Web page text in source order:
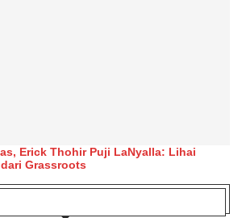
Erick Thohir Puji LaNyalla: Lihai
Grassroots